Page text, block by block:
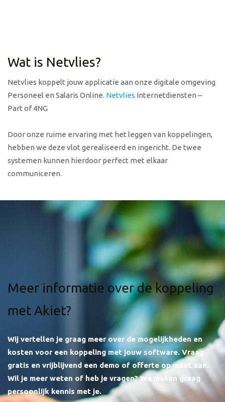
Wat is Netvlies?
Netvlies koppelt jouw applicatie aan onze digitale omgeving
Personeel en Salaris Online. Netvlies Internetdiensten –
Part of 4NG
Door onze ruime ervaring met het leggen van koppelingen,
hebben we deze vlot gerealiseerd en ingericht. De twee
systemen kunnen hierdoor perfect met elkaar
communiceren.
Meer informatie over de koppeling
met Akiet?
Wij vertellen je graag meer over de mogelijkheden en
kosten voor een koppeling met jouw software.Vraag
gratis en vrijblijvend een demo of offerte op maat aan.
Wil je meer weten of heb je vragen? We maken graag
persoonlijk kennis met je.